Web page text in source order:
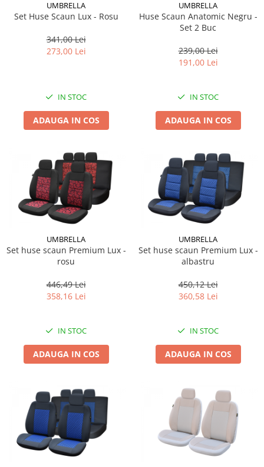
UMBRELLA
Set Huse Scaun Lux - Rosu
341,00 Lei
273,00 Lei
IN STOC
ADAUGA IN COS
UMBRELLA
Huse Scaun Anatomic Negru -
Set 2 Buc
239,00 Lei
191,00 Lei
IN STOC
ADAUGA IN COS
UMBRELLA
Set huse scaun Premium Lux -
rosu
446,49 Lei
358,16 Lei
IN STOC
ADAUGA IN COS
UMBRELLA
Set huse scaun Premium Lux -
albastru
450,12 Lei
360,58 Lei
IN STOC
ADAUGA IN COS